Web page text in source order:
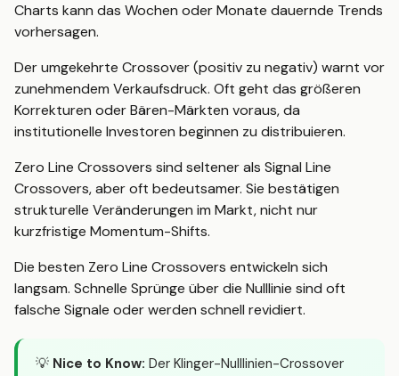
Charts kann das Wochen oder Monate dauernde Trends
vorhersagen.
Der umgekehrte Crossover (positiv zu negativ) warnt vor
zunehmendem Verkaufsdruck. Oft geht das größeren
Korrekturen oder Bären-Märkten voraus, da
institutionelle Investoren beginnen zu distribuieren.
Zero Line Crossovers sind seltener als Signal Line
Crossovers, aber oft bedeutsamer. Sie bestätigen
strukturelle Veränderungen im Markt, nicht nur
kurzfristige Momentum-Shifts.
Die besten Zero Line Crossovers entwickeln sich
langsam. Schnelle Sprünge über die Nulllinie sind oft
falsche Signale oder werden schnell revidiert.
💡 Nice to Know: Der Klinger-Nulllinien-Crossover